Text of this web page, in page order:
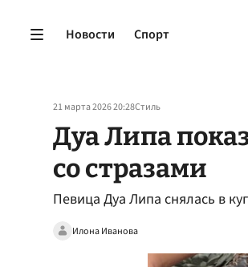
Новости Спорт
21 марта 2026 20:28Стиль
Дуа Липа
со стразами
Певица Дуа Липа снялась в
Илона Иванова